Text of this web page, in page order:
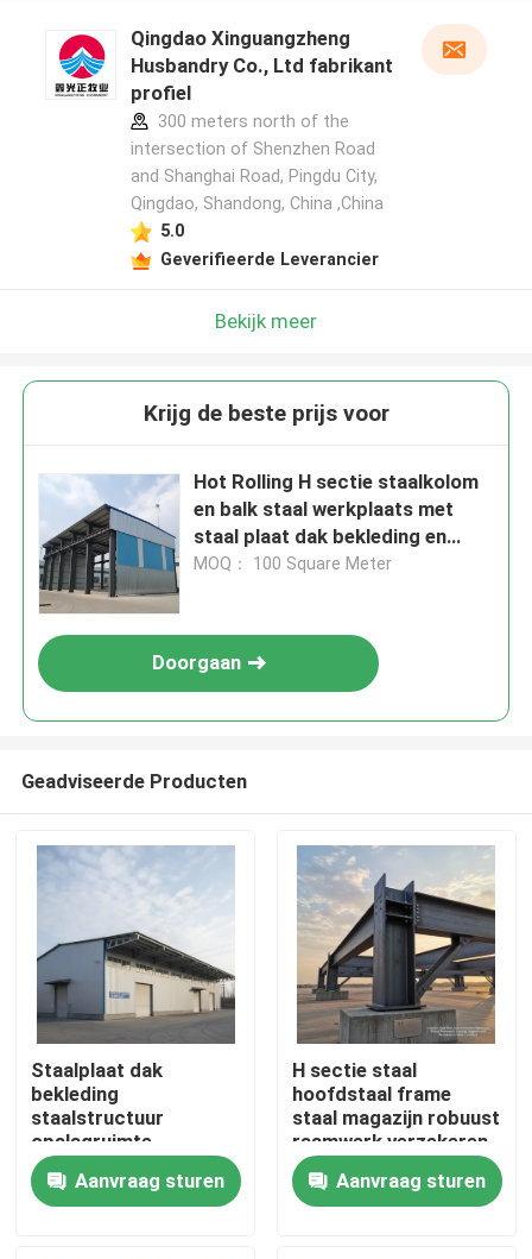
Huis
Producten
Qingdao Xinguangzheng
Husbandry Co., Ltd fabrikant
profiel
300 meters north of the
intersection of Shenzhen Road
and Shanghai Road, Pingdu City,
Qingdao, Shandong, China ,China
5.0
Geverifieerde Leverancier
Bekijk meer
Krijg de beste prijs voor
Hot Rolling H sectie staalkolom
en balk staal werkplaats met
staal plaat dak bekleding en
sandwich paneel opties
MOQ： 100 Square Meter
Doorgaan
Geadviseerde Producten
Staalplaat dak
bekleding
staalstructuur
opslagruimte
oplossing ondersteunt
sneeuwbelasting 30
tot 200 kg per
Aanvraag sturen
H sectie staal
hoofdstaal frame
staal magazijn robuust
raamwerk verzekeren
van levensduur en
weerstand tegen
moeilijke
Aanvraag sturen